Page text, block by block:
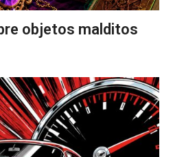
objetos malditos